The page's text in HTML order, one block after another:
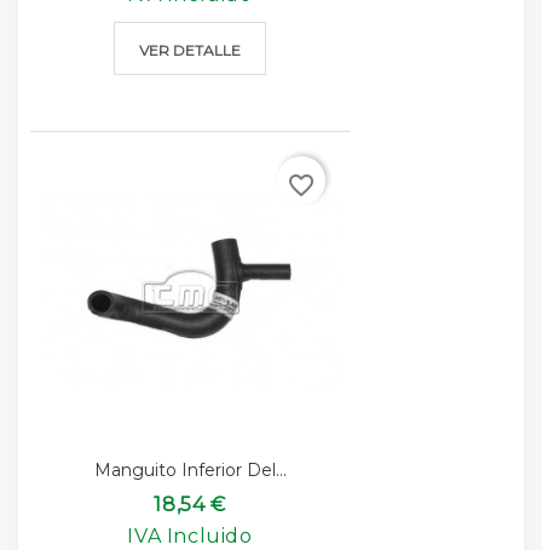
VER DETALLE
Manguito Inferior Del...
18,54 €
IVA Incluido
favorite_border